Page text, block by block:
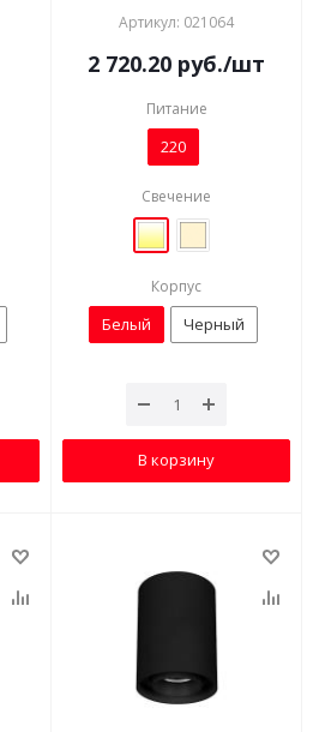
Артикул: 021064
2 720.20 руб./шт
Питание
220
Свечение
Корпус
Белый Черный
В корзину